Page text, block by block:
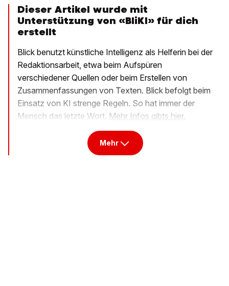
Dieser Artikel wurde mit
Unterstützung von «BliKI» für dich
erstellt
Blick benutzt künstliche Intelligenz als Helferin bei der
Redaktionsarbeit, etwa beim Aufspüren
verschiedener Quellen oder beim Erstellen von
Zusammenfassungen von Texten. Blick befolgt beim
Einsatz von KI strenge Regeln. So hat immer der
Mensch das letzte Wort. Mehr Infos gibts hier.
Mehr